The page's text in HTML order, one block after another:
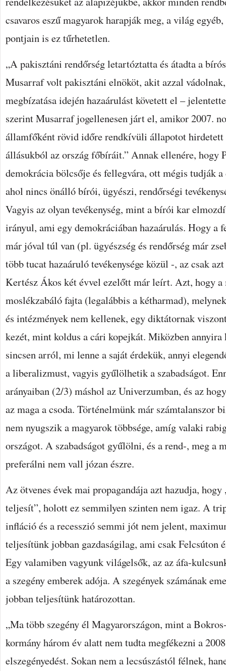
csavaros eszű magyarok harapják meg, a világ
pontjain is ez tűrhetetlen.
„A pakisztáni rendőrség letartóztatta és átadta a
Musarraf volt pakisztáni elnököt, akit azzal
megbízatása idején hazaárulást követett el –
szerint Musarraf jogellenesen járt el, amikor 2007.
államfőként rövid időre rendkívüli állapotot
állásukból az ország főbíráit.” Annak ellenére, hogy
demokrácia bölcsője és fellegvára, ott mégis tudják
ahol nincs önálló bírói, ügyészi, rendőrségi
Vagyis az olyan tevékenység, mint a bírói kar
irányul, ami egy demokráciában hazaárulás. Hogy a
már jóval túl van (pl. ügyészség és rendőrség már
több tucat hazaáruló tevékenysége közül -, az csak
Kertész Ákos két évvel ezelőtt már leírt. Azt, hogy a
moslékzabáló fajta (legalábbis a kétharmad),
és intézmények nem kellenek, egy diktátornak
kezét, mint koldus a cári kopejkát. Miközben
sincsen arról, mi lenne a saját érdekük, annyi
a liberalizmust, vagyis gyűlölhetik a szabadságot.
arányaiban (2/3) máshol az Univerzumban, és az
az maga a csoda. Történelmünk már számtalanszor
nem nyugszik a magyarok többsége, amíg valaki
országot. A szabadságot gyűlölni, és a rend-, meg a
preferálni nem vall józan észre.
Az ötvenes évek mai propagandája azt hazudja,
teljesít”, holott ez semmilyen szinten nem igaz. A
infláció és a recesszió semmi jót nem jelent,
teljesítünk jobban gazdaságilag, ami csak Felcsúton
Egy valamiben vagyunk világelsők, az az áfa-
a szegény emberek adója. A szegények számának
jobban teljesítünk határozottan.
„Ma több szegény él Magyarországon, mint a
kormány három év alatt nem tudta megfékezni a
elszegényedést. Sokan nem a lecsúszástól félnek,